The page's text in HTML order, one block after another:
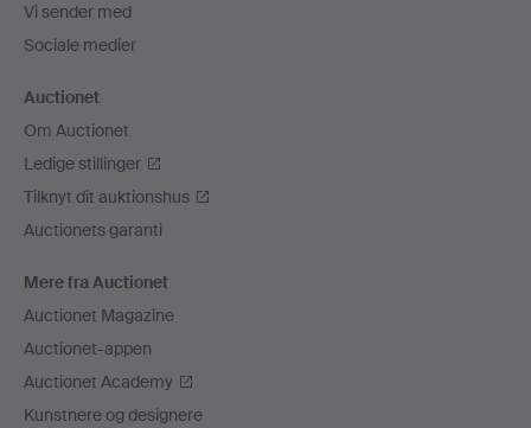
Vi sender med
Sociale medier
Auctionet
Om Auctionet
Ledige stillinger
Tilknyt dit auktionshus
Auctionets garanti
Mere fra Auctionet
Auctionet Magazine
Auctionet-appen
Auctionet Academy
Kunstnere og designere